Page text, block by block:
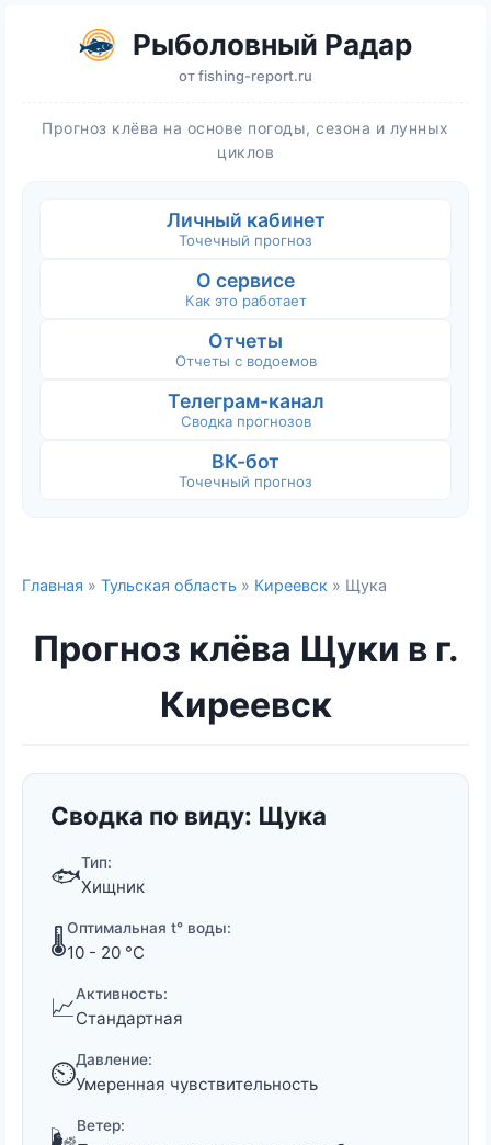
Рыболовный Радар
отfishing-report.ru
Прогноз клёва на основе погоды, сезона и лунных
циклов
Личный кабинет
Точечный прогноз
О сервисе
Как это работает
Отчеты
Отчеты с водоемов
Телеграм-канал
Сводка прогнозов
ВК-бот
Точечный прогноз
Главная » Тульская область » Киреевск » Щука
Прогноз клёва Щуки в г.
Киреевск
Сводка по виду: Щука
🐟Тип:
Хищник
🌡️Оптимальная t° воды:
10 - 20 °C
📈Активность:
Стандартная
⏲️Давление:
Умеренная чувствительность
Ветер: